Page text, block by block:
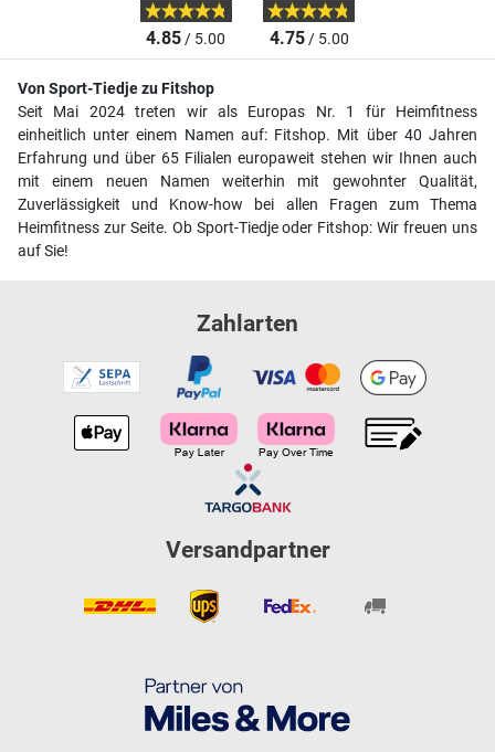
4.85/ 5.00 4.75/ 5.00
Von Sport-Tiedje zu Fitshop
Seit Mai 2024 treten wir als Europas Nr. 1 für Heimfitness
einheitlich unter einem Namen auf: Fitshop. Mit über 40 Jahren
Erfahrung und über 65 Filialen europaweit stehen wir Ihnen auch
mit einem neuen Namen weiterhin mit gewohnter Qualität,
Zuverlässigkeit und Know-how bei allen Fragen zum Thema
Heimfitness zur Seite. Ob Sport-Tiedje oder Fitshop: Wir freuen uns
auf Sie!
Zahlarten
Versandpartner